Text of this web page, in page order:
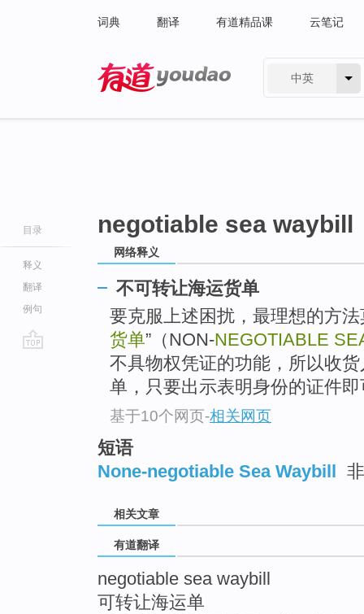
词典 翻译 有道精品课 云笔记
中英
目录
释义
翻译
例句
negotiable sea waybill
网络释义
不可转让海运货单
要克服上述困扰，最理想的方法
货单”（NON-NEGOTIABLE
不具物权凭证的功能，所以收
单，只要出示表明身份的证件
基于10个网页-相关网页
短语
None-negotiable Sea Waybill
相关文章
有道翻译
negotiable sea waybill
可转让海运单